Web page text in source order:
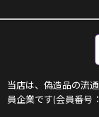
当店は、偽造品の流
員企業です(会員番号